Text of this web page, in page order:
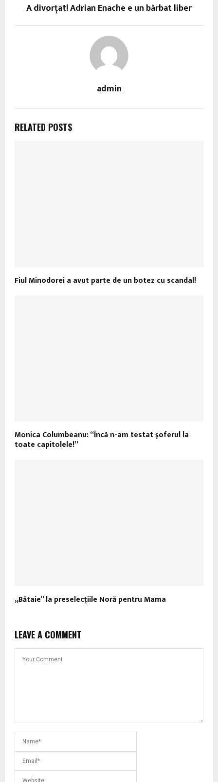
A divorţat! Adrian Enache e un bărbat liber
admin
RELATED POSTS
Fiul Minodorei a avut parte de un botez cu scandal!
Monica Columbeanu: “Încă n-am testat şoferul la
toate capitolele!”
„Bătaie” la preselecţiile Noră pentru Mama
LEAVE A COMMENT